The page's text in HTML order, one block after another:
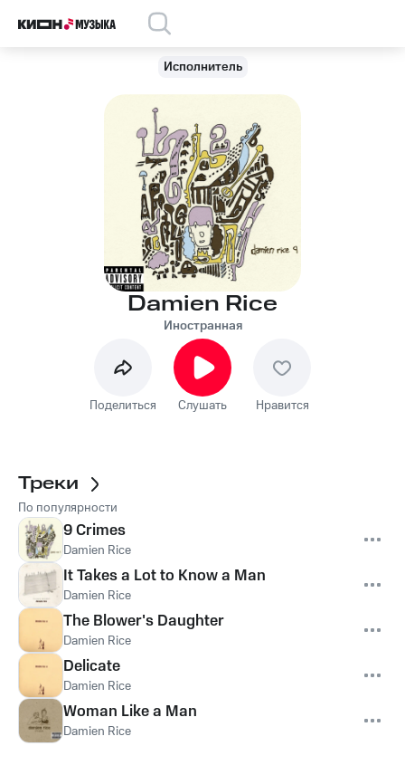
Исполнитель
Damien Rice
Иностранная
Поделиться Слушать Нравится
Треки
По популярности
9 Crimes
Damien Rice
It Takes a Lot to Know a Man
Damien Rice
The Blower's Daughter
Damien Rice
Delicate
Damien Rice
Woman Like a Man
Damien Rice